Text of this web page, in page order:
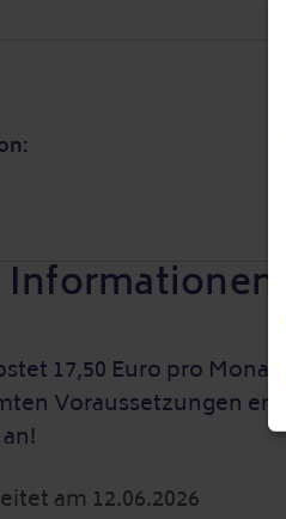
17,50 Euro pro
Voraussetzungen
am 12.06.2026